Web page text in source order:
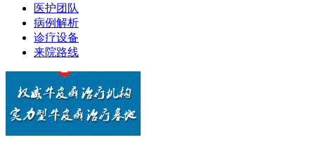
医护团队
病例解析
诊疗设备
来院路线